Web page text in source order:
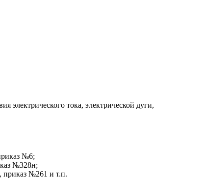
электрического тока, электрической дуги,
№6;
№328н;
приказ №261 и т.п.